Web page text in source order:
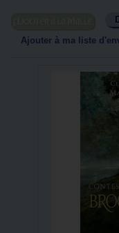
Ajouter à ma liste